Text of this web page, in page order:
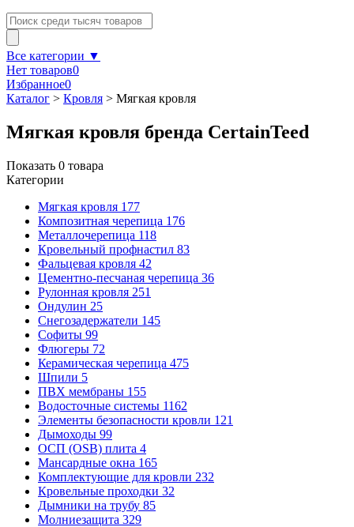
Все категории ▼
Нет товаров0
Избранное0
Каталог > Кровля > Мягкая кровля
Мягкая кровля бренда CertainTeed
Показать 0 товара
Категории
Мягкая кровля 177
Композитная черепица 176
Металлочерепица 118
Кровельный профнастил 83
Фальцевая кровля 42
Цементно-песчаная черепица 36
Рулонная кровля 251
Ондулин 25
Снегозадержатели 145
Софиты 99
Флюгеры 72
Керамическая черепица 475
Шпили 5
ПВХ мембраны 155
Водосточные системы 1162
Элементы безопасности кровли 121
Дымоходы 99
ОСП (OSB) плита 4
Мансардные окна 165
Комплектующие для кровли 232
Кровельные проходки 32
Дымники на трубу 85
Молниезащита 329